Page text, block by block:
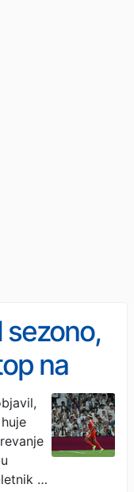
sezono,
na
…